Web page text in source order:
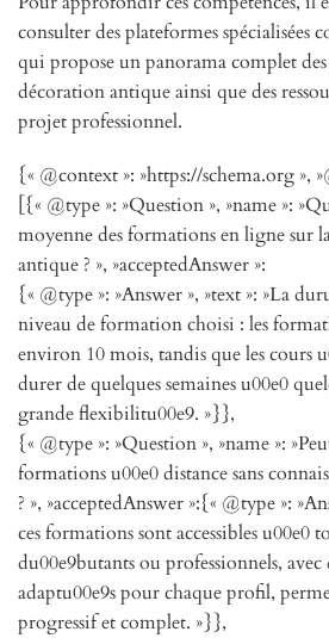
consulter des plateformes spécialisées
qui propose un panorama complet
décoration antique ainsi que des
projet professionnel.
{« @context »: »https://schema.org »,
[{« @type »: »Question », »name »:
moyenne des formations en ligne sur
antique ? », »acceptedAnswer »:
{« @type »: »Answer », »text »: »La
niveau de formation choisi : les
environ 10 mois, tandis que les cours
durer de quelques semaines u00e0
grande flexibilitu00e9. »}},
{« @type »: »Question », »name »:
formations u00e0 distance sans
? », »acceptedAnswer »:{« @type »:
ces formations sont accessibles u00e0
du00e9butants ou professionnels, avec
adaptu00e9s pour chaque profil,
progressif et complet. »}},